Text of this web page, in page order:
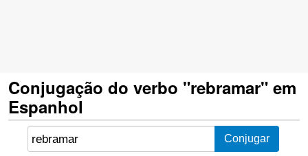
Conjugação do verbo "rebramar" em
Espanhol